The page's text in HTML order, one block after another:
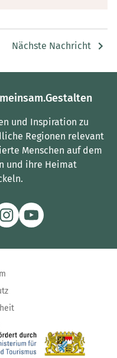
Nächste Nachricht
und Inspiration zu
Regionen relevant
Menschen auf dem
und ihre Heimat